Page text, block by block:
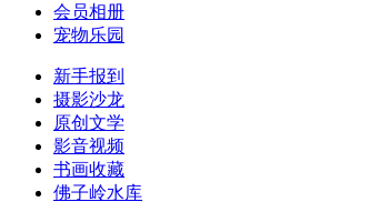
会员相册
宠物乐园
新手报到
摄影沙龙
原创文学
影音视频
书画收藏
佛子岭水库